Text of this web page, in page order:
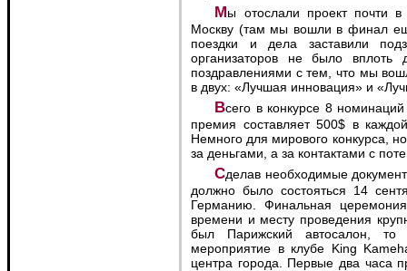
Мы отослали проект почти в deadline - 30 числа, прямо перед вылетом в
Москву (там мы вошли в финал
поездки и дела заставили
организаторов не было
поздравлениями с тем, что мы
в двух: «Лучшая инновация» и
Всего в конкурсе 8 номинаций и основная - «Лучший дизайн года». Денежная
премия составляет 500$ в
Немного для мирового конкурса,
за деньгами, а за контактами с
Сделав необходимые документы и визы в неимоверно короткий срок - вручение
должно было состояться 14
Германию. Финальная
времени и месту проведения
был Парижский автосалон,
мероприятие в клубе King
центра города. Первые два часа